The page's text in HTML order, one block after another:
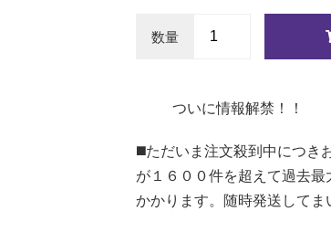
数量
ついに情報解禁！！
◼️ただいま注文殺到中につき
が１６００件を超えて過去
かかります。随時発送して